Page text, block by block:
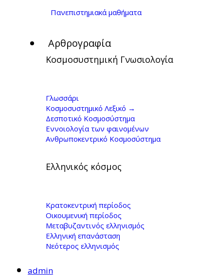
Πανεπιστημιακά μαθήματα
Αρθρογραφία
Κοσμοσυστημική Γνωσιολογία
Γλωσσάρι
Κοσμοσυστημικό Λεξικό →
Δεσποτικό Κοσμοσύστημα
Εννοιολογία των φαινομένων
Ανθρωποκεντρικό Κοσμοσύστημα
Ελληνικός κόσμος
Κρατοκεντρική περίοδος
Οικουμενική περίοδος
Μεταβυζαντινός ελληνισμός
Ελληνική επανάσταση
Νεότερος ελληνισμός
μιλάει για το βιβλίο
του Η Συριζαία
Αριστερά ως Νέα
Δεξιά.
admin